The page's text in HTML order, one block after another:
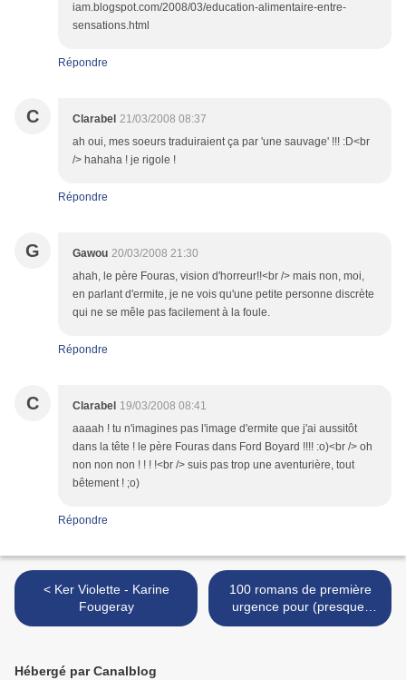
iam.blogspot.com/2008/03/education-alimentaire-entre-
sensations.html
Répondre
C Clarabel 21/03/2008 08:37
ah oui, mes soeurs traduiraient ça par 'une sauvage' !!! :D<br
/> hahaha ! je rigole !
Répondre
G Gawou 20/03/2008 21:30
ahah, le père Fouras, vision d'horreur!!<br /> mais non, moi,
en parlant d'ermite, je ne vois qu'une petite personne discrète
qui ne se mêle pas facilement à la foule.
Répondre
C Clarabel 19/03/2008 08:41
aaaah ! tu n'imagines pas l'image d'ermite que j'ai aussitôt
dans la tête ! le père Fouras dans Ford Boyard !!!! :o)<br /> oh
non non non ! ! ! !<br /> suis pas trop une aventurière, tout
bêtement ! ;o)
Répondre
< Ker Violette - Karine
Fougeray
100 romans de première
urgence pour (presque)
tout soigner - Stéphanie
Hébergé par Canalblog